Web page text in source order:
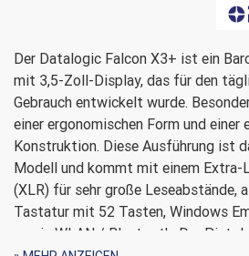
Der Datalogic Falcon X3+ ist ein
mit 3,5-Zoll-Display, das für den
Gebrauch entwickelt wurde.
einer ergonomischen Form und einer
Konstruktion. Diese Ausführung ist
Modell und kommt mit einem Extra-
(XLR) für sehr große Leseabstände,
Tastatur mit 52 Tasten, Windows
sowie WLAN / Bluetooth. Der